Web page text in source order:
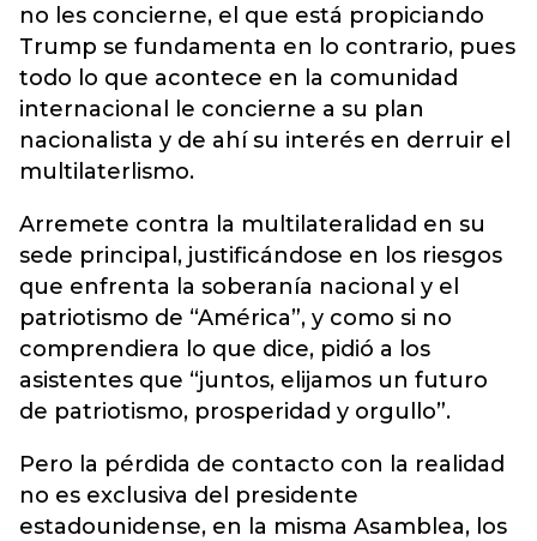
no les concierne, el que está propiciando
Trump se fundamenta en lo contrario, pues
todo lo que acontece en la comunidad
internacional le concierne a su plan
nacionalista y de ahí su interés en derruir el
multilaterlismo.
Arremete contra la multilateralidad en su
sede principal, justificándose en los riesgos
que enfrenta la soberanía nacional y el
patriotismo de “América”, y como si no
comprendiera lo que dice, pidió a los
asistentes que “juntos, elijamos un futuro
de patriotismo, prosperidad y orgullo”.
Pero la pérdida de contacto con la realidad
no es exclusiva del presidente
estadounidense, en la misma Asamblea, los